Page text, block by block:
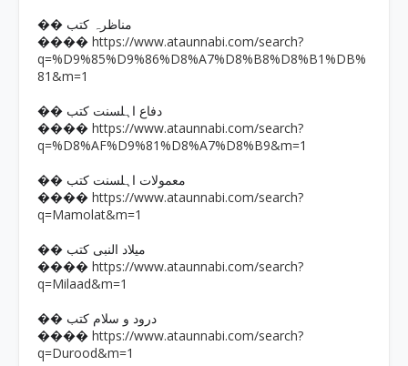
�� مناظرہ کتب
���� https://www.ataunnabi.com/search?
q=%D9%85%D9%86%D8%A7%D8%B8%D8%B1%DB%
81&m=1
�� دفاع اہلسنت کتب
���� https://www.ataunnabi.com/search?
q=%D8%AF%D9%81%D8%A7%D8%B9&m=1
�� معمولات اہلسنت کتب
���� https://www.ataunnabi.com/search?
q=Mamolat&m=1
�� میلاد النبی کتب
���� https://www.ataunnabi.com/search?
q=Milaad&m=1
�� درود و سلام کتب
���� https://www.ataunnabi.com/search?
q=Durood&m=1